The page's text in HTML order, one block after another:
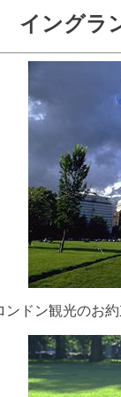
イングラ
ンドン観光のお